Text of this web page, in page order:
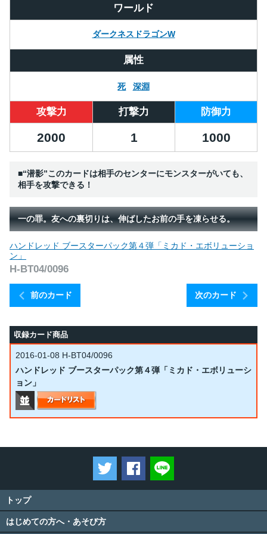
ワールド
ダークネスドラゴンW
属性
死 深淵
攻撃力 打撃力 防御力
2000 1 1000
■“潜影”このカードは相手のセンターにモンスターがいても、
相手を攻撃できる！
一の罪。友への裏切りは、伸ばしたお前の手を凍らせる。
前のカード
ハンドレッド ブースターパック第４弾「ミカド・エボリューショ
ン」
H-BT04/0096
次のカード
収録カード商品
2016-01-08 H-BT04/0096
ハンドレッド ブースターパック第４弾「ミカド・エボリューシ
ョン」
ツイートするFacebookでシェアする
トップ
はじめての方へ・あそび方